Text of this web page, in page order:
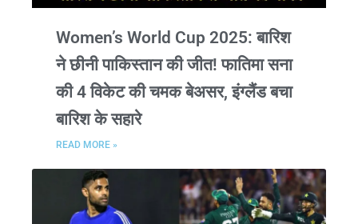
Women’s World Cup 2025: बारिश
ने छीनी पाकिस्तान की जीत! फातिमा सना
की 4 विकेट की चमक बेअसर, इंग्लैंड बचा
बारिश के सहारे
READ MORE »